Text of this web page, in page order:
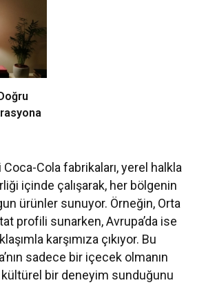
Cola fabrikaları, yerel halkla
içinde çalışarak, her bölgenin
ürünler sunuyor. Örneğin, Orta
profili sunarken, Avrupa’da ise
karşımıza çıkıyor. Bu
sadece bir içecek olmanın
bir deneyim sunduğunu